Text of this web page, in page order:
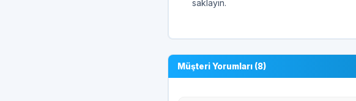
saklayın.
Müşteri Yorumları (8)